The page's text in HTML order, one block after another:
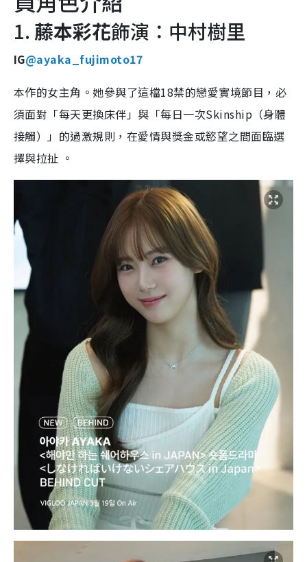
1. 藤本彩花飾演：中村樹里
IG@ayaka_fujimoto17
本作的女主角。她參與了這檔18禁的戀愛實境節目，必
須面對「每天更換床伴」與「每日一次Skinship（身體
接觸）」的過激規則，在愛情與獎金或慾望之間面臨選
擇與拉扯 。